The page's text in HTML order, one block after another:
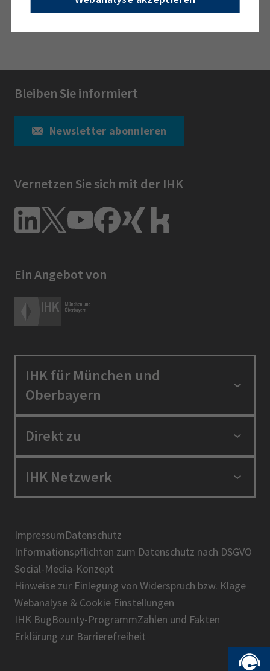
Bleiben Sie informiert
Newsletter abonnieren
Vernetzen Sie sich mit der IHK
Ein Angebot von
IHK für München und
Oberbayern
Standortpolitik
Berufszugang
Über uns
Direkt zu
Positionen
Presse
IHK-Magazin
IHK Netzwerk
BIHK
DIHK
AHK
IHK-Standortportal Bayern
ImpressumDatenschutz
Informationspflichten zum Datenschutz nach DSGVO
Social-Media-Konzept
Hinweise zur Einlegung von Widerspruch bzw. Klage
Webanalyse & Cookie Einstellungen
IHK BugBounty-ProgrammZahlen und Fakten
Erklärung zur Barrierefreiheit